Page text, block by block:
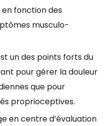
fonction des
musculo-
un des points forts du
pour gérer la douleur
que pour
proprioceptives.
en centre d’évaluation